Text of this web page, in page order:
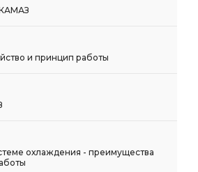
и принцип работы
охлаждения - преимущества